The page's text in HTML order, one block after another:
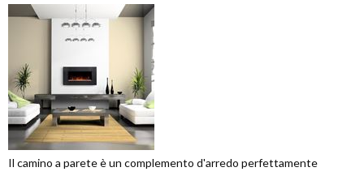
Il camino a parete è un complemento d'arredo perfettamente